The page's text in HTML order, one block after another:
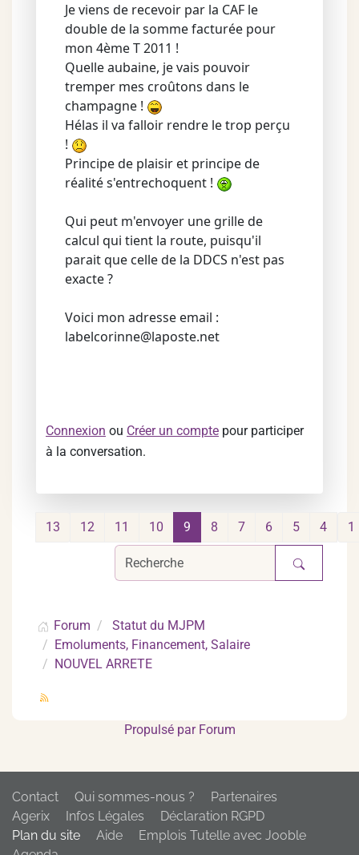
Je viens de recevoir par la CAF le
double de la somme facturée pour
mon 4ème T 2011 !
Quelle aubaine, je vais pouvoir
tremper mes croûtons dans le
champagne !
Hélas il va falloir rendre le trop perçu
!
Principe de plaisir et principe de
réalité s'entrechoquent !
Qui peut m'envoyer une grille de
calcul qui tient la route, puisqu'il
parait que celle de la DDCS n'est pas
exacte ?
Voici mon adresse email :
labelcorinne@laposte.net
Connexion ou Créer un compte pour participer
à la conversation.
1
4
5
6
7
8
9
10
11
12
13
Forum
Statut du MJPM
Emoluments, Financement, Salaire
NOUVEL ARRETE
Propulsé par Forum
Contact Qui sommes-nous ?
Partenaires
Agerix
Infos Légales
Déclaration RGPD
Plan du site
Aide
Emplois Tutelle avec Jooble